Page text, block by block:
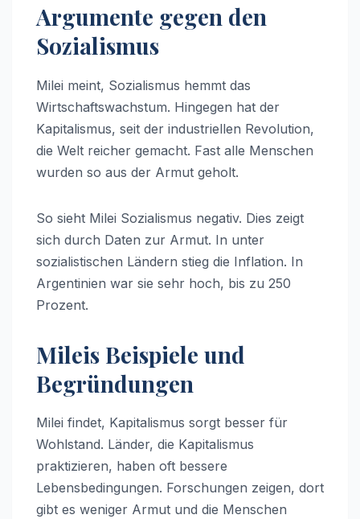
Argumente gegen den
Sozialismus
Milei meint, Sozialismus hemmt das
Wirtschaftswachstum. Hingegen hat der
Kapitalismus, seit der industriellen Revolution,
die Welt reicher gemacht. Fast alle Menschen
wurden so aus der Armut geholt.
So sieht Milei Sozialismus negativ. Dies zeigt
sich durch Daten zur Armut. In unter
sozialistischen Ländern stieg die Inflation. In
Argentinien war sie sehr hoch, bis zu 250
Prozent.
Mileis Beispiele und
Begründungen
Milei findet, Kapitalismus sorgt besser für
Wohlstand. Länder, die Kapitalismus
praktizieren, haben oft bessere
Lebensbedingungen. Forschungen zeigen, dort
gibt es weniger Armut und die Menschen